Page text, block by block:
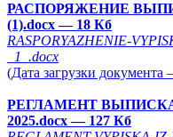
РАСПОРЯЖЕНИЕ
(1).docx— 18 Кб
RASPORYAZHENIE-
_1_.docx
(Дата загрузки
РЕГЛАМЕНТ
2025.docx— 127 Кб